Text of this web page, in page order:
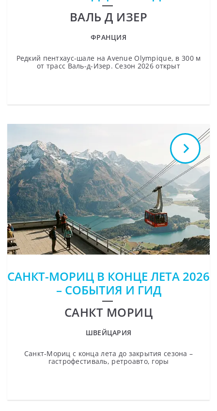
ВАЛЬ Д ИЗЕР
ФРАНЦИЯ
Редкий пентхаус-шале на Avenue Olympique, в 300 м
от трасс Валь-д-Изер. Сезон 2026 открыт
САНКТ-МОРИЦ В КОНЦЕ ЛЕТА 2026
– СОБЫТИЯ И ГИД
САНКТ МОРИЦ
ШВЕЙЦАРИЯ
Санкт-Мориц с конца лета до закрытия сезона –
гастрофестиваль, ретроавто, горы